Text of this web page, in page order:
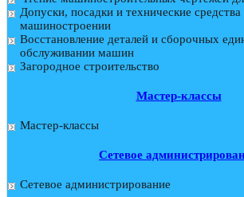
Допуски, посадки и технические
машиностроении
Восстановление деталей и сборочных
обслуживании машин
Загородное строительство
Мастер-классы
Мастер-классы
Сетевое
Сетевое администрирование